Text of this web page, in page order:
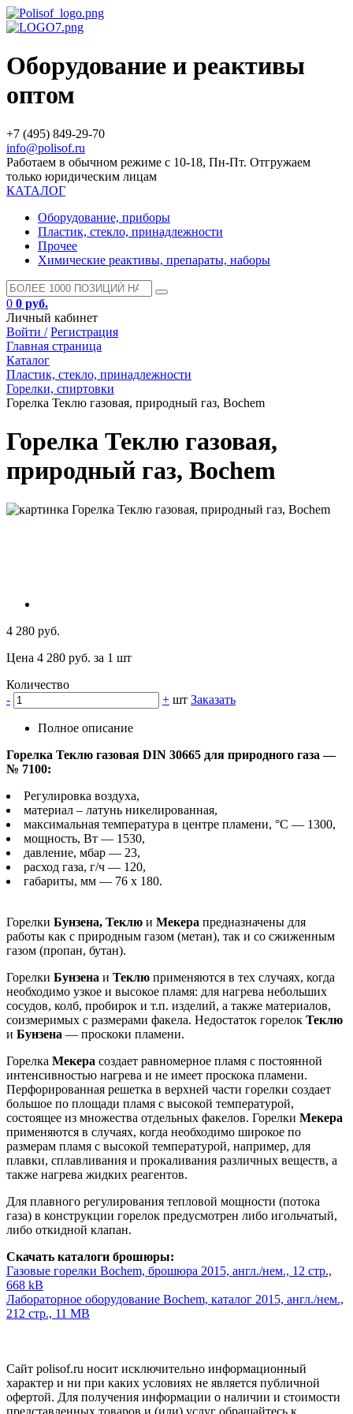
Оборудование и реактивы
оптом
+7 (495) 849-29-70
info@polisof.ru
Работаем в обычном режиме с 10-18, Пн-Пт. Отгружаем
только юридическим лицам
КАТАЛОГ
Оборудование, приборы
Пластик, стекло, принадлежности
Прочее
Химические реактивы, препараты, наборы
0 0 руб.
Личный кабинет
Войти / Регистрация
Главная страница
Каталог
Пластик, стекло, принадлежности
Горелки, спиртовки
Горелка Теклю газовая, природный газ, Bochem
Горелка Теклю газовая,
природный газ, Bochem
4 280 руб.
Цена 4 280 руб. за 1 шт
Количество
-
+ шт Заказать
Полное описание
Горелка Теклю газовая DIN 30665 для природного газа —
№ 7100:
Регулировка воздуха,
материал – латунь никелированная,
максимальная температура в центре пламени, °С — 1300,
мощность, Вт — 1530,
давление, мбар — 23,
расход газа, г/ч — 120,
габариты, мм — 76 х 180.
Горелки Бунзена, Теклю и Мекера предназначены для
работы как с природным газом (метан), так и со сжиженным
газом (пропан, бутан).
Горелки Бунзена и Теклю применяются в тех случаях, когда
необходимо узкое и высокое пламя: для нагрева небольших
сосудов, колб, пробирок и т.п. изделий, а также материалов,
соизмеримых с размерами факела. Недостаток горелок Теклю
и Бунзена — проскоки пламени.
Горелка Мекера создает равномерное пламя с постоянной
интенсивностью нагрева и не имеет проскока пламени.
Перфорированная решетка в верхней части горелки создает
большое по площади пламя с высокой температурой,
состоящее из множества отдельных факелов. Горелки Мекера
применяются в случаях, когда необходимо широкое по
размерам пламя с высокой температурой, например, для
плавки, сплавливания и прокаливания различных веществ, а
также нагрева жидких реагентов.
Для плавного регулирования тепловой мощности (потока
газа) в конструкции горелок предусмотрен либо игольчатый,
либо откидной клапан.
Скачать каталоги брошюры:
Газовые горелки Bochem, брошюра 2015, англ./нем., 12 стр.,
668 kB
Лабораторное оборудование Bochem, каталог 2015, англ./нем.,
212 стр., 11 MB
Сайт polisof.ru носит исключительно информационный
характер и ни при каких условиях не является публичной
офертой. Для получения информации о наличии и стоимости
представленных товаров и (или) услуг обращайтесь к